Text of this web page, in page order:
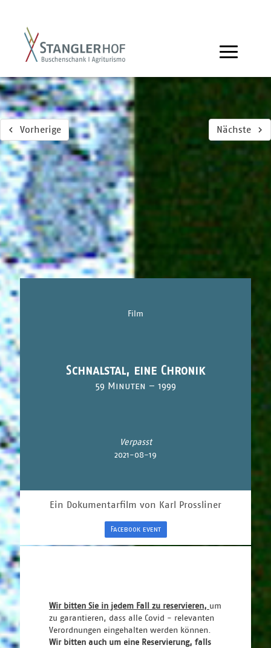
Vorherige Nächste
Film
Schnalstal, eine Chronik
59 Minuten – 1999
Verpasst
2021-08-19
Ein Dokumentarfilm von Karl Prossliner
Facebook event
Wir bitten Sie in jedem Fall zu reservieren, um
zu garantieren, dass alle Covid - relevanten
Verordnungen eingehalten werden können.
Wir bitten auch um eine Reservierung, falls